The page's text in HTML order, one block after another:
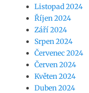
Listopad 2024
Říjen 2024
Září 2024
Srpen 2024
Červenec 2024
Červen 2024
Květen 2024
Duben 2024